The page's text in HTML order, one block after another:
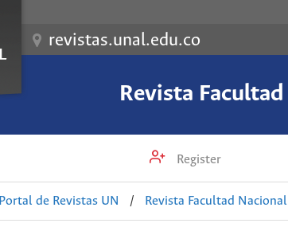
revistas.unal.edu.co
Revista
Register
Portal de Revistas UN / Revista Facultad